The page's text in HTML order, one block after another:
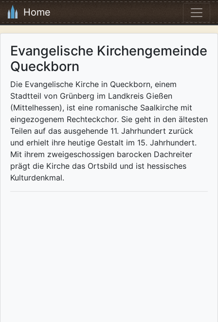
Home
Evangelische Kirchengemeinde
Queckborn
Die Evangelische Kirche in Queckborn, einem
Stadtteil von Grünberg im Landkreis Gießen
(Mittelhessen), ist eine romanische Saalkirche mit
eingezogenem Rechteckchor. Sie geht in den ältesten
Teilen auf das ausgehende 11. Jahrhundert zurück
und erhielt ihre heutige Gestalt im 15. Jahrhundert.
Mit ihrem zweigeschossigen barocken Dachreiter
prägt die Kirche das Ortsbild und ist hessisches
Kulturdenkmal.